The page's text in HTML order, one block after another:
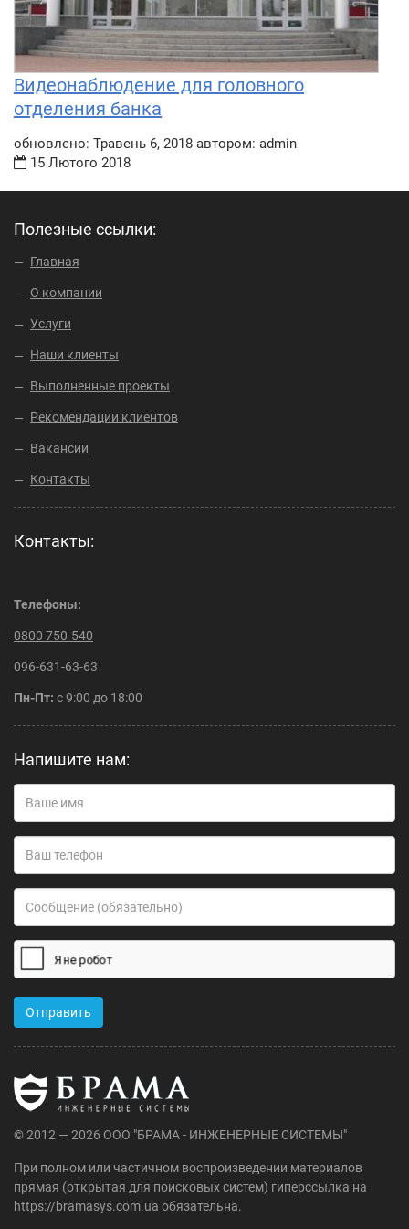
Видеонаблюдение для головного
отделения банка
обновлено: Травень 6, 2018 автором: admin
15 Лютого 2018
Полезные ссылки:
Главная
О компании
Услуги
Наши клиенты
Выполненные проекты
Рекомендации клиентов
Вакансии
Контакты
Контакты:
Телефоны:
0800 750-540
096-631-63-63
Пн-Пт: с 9:00 до 18:00
Напишите нам:
© 2012 — 2026 ООО "БРАМА - ИНЖЕНЕРНЫЕ СИСТЕМЫ"
При полном или частичном воспроизведении материалов
прямая (открытая для поисковых систем) гиперссылка на
https://bramasys.com.ua обязательна.